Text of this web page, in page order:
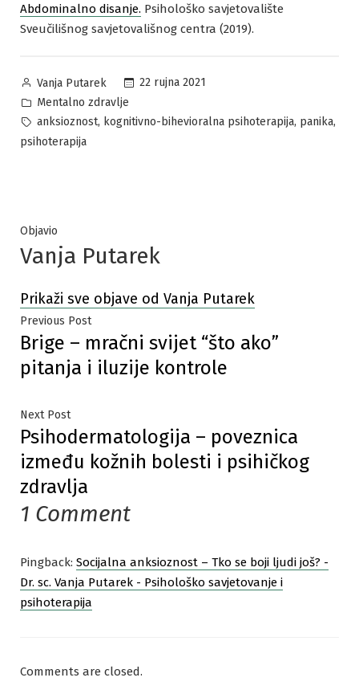
Abdominalno disanje. Psihološko savjetovalište
Sveučilišnog savjetovališnog centra (2019).
Posted
by
Vanja Putarek
22 rujna 2021
Posted
in
Mentalno zdravlje
Tags:
anksioznost, kognitivno-bihevioralna psihoterapija, panika,
psihoterapija
Objavio
Vanja Putarek
Prikaži sve objave od Vanja Putarek
Navigacija
objava
Previous PostPrevious
post:
Brige – mračni svijet “što ako”
pitanja i iluzije kontrole
Next PostNext
post:
Psihodermatologija – poveznica
između kožnih bolesti i psihičkog
zdravlja
1 Comment
Pingback: Socijalna anksioznost – Tko se boji ljudi još? -
Dr. sc. Vanja Putarek - Psihološko savjetovanje i
psihoterapija
Comments are closed.